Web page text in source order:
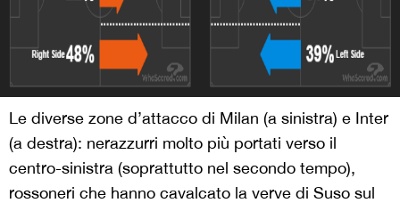
Le diverse zone d’attacco di Milan (a sinistra) e Inter
(a destra): nerazzurri molto più portati verso il
centro-sinistra (soprattutto nel secondo tempo),
rossoneri che hanno cavalcato la verve di Suso sul